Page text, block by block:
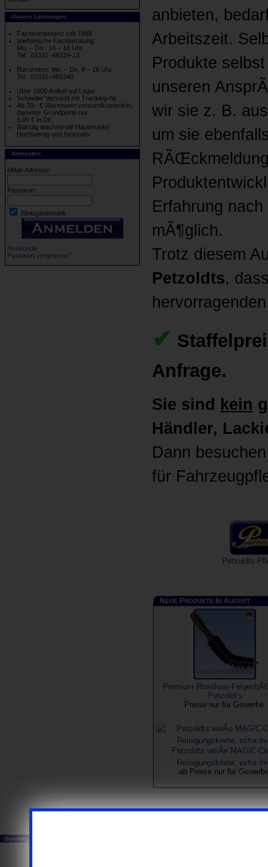
Unsere Leistungen
Fachkompetenz seit 1988
telefonische Fachberatung:
Mo. – Do.: 14 – 16 Uhr
Tel.: 02331–48334-13
Bürozeiten: Mo. – Do. 8 – 16 Uhr
Tel.: 02331–483340
Über 1000 Artikel auf Lager
Schneller Versand mit Tracking-Nr.
Ab 70.- € Warenwert versandkostenfrei,
darunter Grundporto nur
5,00 € in DE
Ständig wachsende Hausmarke
Hochwertig und Innovativ
Anmelden
eMail-Adresse:
Passwort:
Einlogautomatik
Neukunde
Passwort vergessen?
anbieten,
Arbeitszeit.
Produkte
unseren
wir sie z. B.
um sie
Erfahrung
mÃ¶glich.
Trotz diesem
Petzoldts,
✔
Anfrage.
Sie sind kein
Händler,
Dann
für
Petzoldts-
N EUE PRODUKTE M AUGUST
Premium Rosshaar-
Petzoldt's
Preise nur für Gewerbe
Petzoldts weiÃe MAGIC-
Reinigungsknete, extra
ab Preise nur für
Sonntag, 09. August 2026